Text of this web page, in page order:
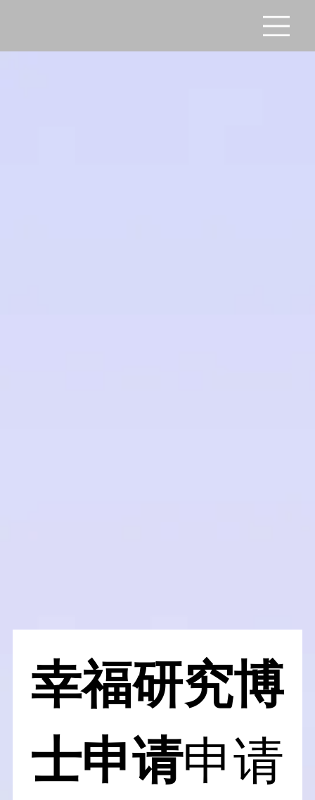
幸福研究博
士申请申请